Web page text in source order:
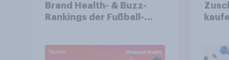
Brand Health- & Buzz-
Rankings der Fußball-
Spitzenposition